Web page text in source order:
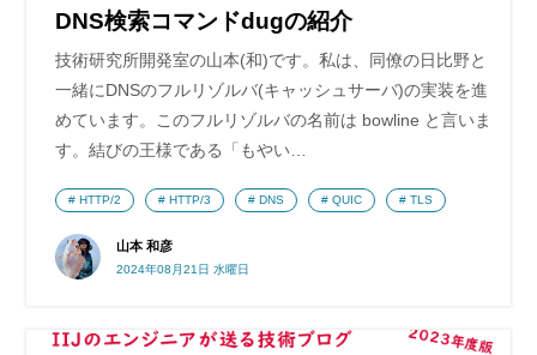
DNS検索コマンドdugの紹介
技術研究所開発室の山本(和)です。私は、同僚の日比野と
一緒にDNSのフルリゾルバ(キャッシュサーバ)の実装を進
めています。このフルリゾルバの名前は bowline と言いま
す。結びの王様である「もやい…
山本 和彦
2024年08月21日 水曜日
HTTP/2 HTTP/3 DNS QUIC TLS